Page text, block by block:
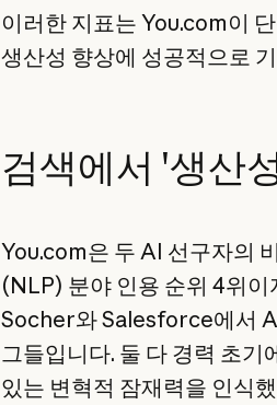
이러한 지표는 You.com이
생산성 향상에 성공적으로
검색에서 '생산
You.com은 두 AI 선구자의
(NLP) 분야 인용 순위 4위
Socher와 Salesforce에서
그들입니다. 둘 다 경력 초
있는 변혁적 잠재력을 인식